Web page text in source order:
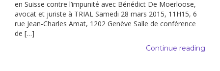
en Suisse contre l’impunité avec Bénédict De Moerloose,
avocat et juriste à TRIAL Samedi 28 mars 2015, 11H15, 6
rue Jean-Charles Amat, 1202 Genève Salle de conférence
de […]
Continue reading